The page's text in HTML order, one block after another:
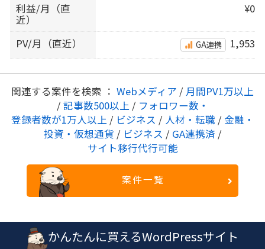
利益/月（直
近）
¥0
PV/月（直近） GA連携 1,953
関連する案件を検索 ： Webメディア / 月間PV1万以上
/ 記事数500以上 / フォロワー数・
登録者数が1万人以上 / ビジネス / 人材・転職 / 金融・
投資・仮想通貨 / ビジネス / GA連携済 /
サイト移行代行可能
案件一覧
かんたんに買えるWordPressサイト